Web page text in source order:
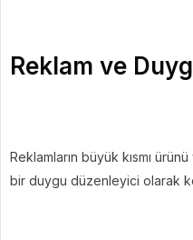
Reklam ve
Reklamların büyük kısmı
bir duygu düzenleyici olarak